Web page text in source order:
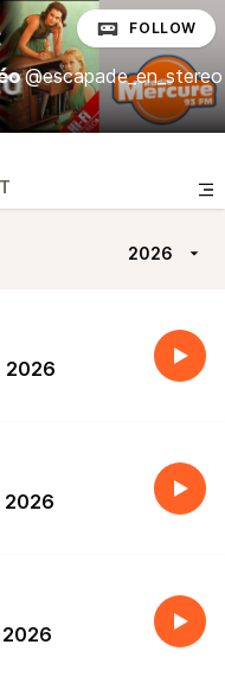
@escapade_en_stereo
FOLLOW
2026
2026
2026
2026